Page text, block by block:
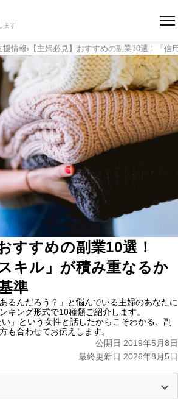
ます
援情報› 【主婦必見】おすすめの副業10選！「
すすめの副業10選！
キル」が積み重なるか
準
るんだろう？」
と悩んでいる主婦のあなたに
キング形式で10種類ご紹介します。
」という女性と話したからこそわかる、副
も合わせてお伝えします。
公開日 2019年5月8日
最終更新日 2026年8月5日